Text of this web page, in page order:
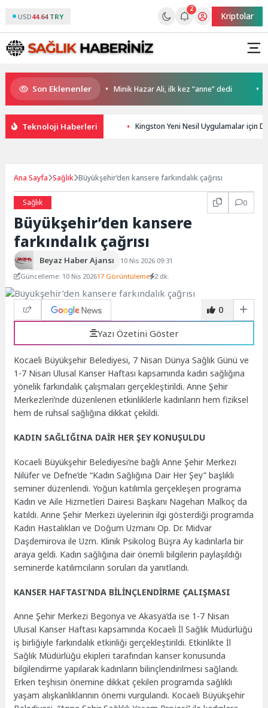
USD44.64 TRY
2
Kriptolar
Son Eklenenler
İETT ile İstanbul’da Minik Hazar Ali, ilk kez “anne” dedi
Teknoloji Haberleri Kingston Yeni Nesil Uygulamalar için
Ana Sayfa Sağlık Büyükşehir’den kansere farkındalık çağrısı
Sağlık 0
Büyükşehir’den kansere
farkındalık çağrısı
Beyaz Haber Ajansı
10 Nis 2026 09:31
Güncelleme: 10 Nis 202617 Görüntüleme 2 dk.
0
Yazı Özetini Göster
Kocaeli Büyükşehir Belediyesi, 7 Nisan Dünya Sağlık Günü ve
1-7 Nisan Ulusal Kanser Haftası kapsamında kadın sağlığına
yönelik farkındalık çalışmaları gerçekleştirildi. Anne Şehir
Merkezleri’nde düzenlenen etkinliklerle kadınların hem fiziksel
hem de ruhsal sağlığına dikkat çekildi.
KADIN SAĞLIĞINA DAİR HER ŞEY KONUŞULDU
Kocaeli Büyükşehir Belediyesi’ne bağlı Anne Şehir Merkezi
Nilüfer ve Defne’de “Kadın Sağlığına Dair Her Şey” başlıklı
seminer düzenlendi. Yoğun katılımla gerçekleşen programa
Kadın ve Aile Hizmetleri Dairesi Başkanı Nagehan Malkoç da
katıldı. Anne Şehir Merkezi üyelerinin ilgi gösterdiği programda
Kadın Hastalıkları ve Doğum Uzmanı Op. Dr. Midvar
Daşdemirova ile Uzm. Klinik Psikolog Büşra Ay kadınlarla bir
araya geldi. Kadın sağlığına dair önemli bilgilerin paylaşıldığı
seminerde katılımcıların soruları da yanıtlandı.
KANSER HAFTASI’NDA BİLİNÇLENDİRME ÇALIŞMASI
Anne Şehir Merkezi Begonya ve Akasya’da ise 1-7 Nisan
Ulusal Kanser Haftası kapsamında Kocaeli İl Sağlık Müdürlüğü
iş birliğiyle farkındalık etkinliği gerçekleştirildi. Etkinlikte İl
Sağlık Müdürlüğü ekipleri tarafından kanser konusunda
bilgilendirme yapılarak kadınların bilinçlendirilmesi sağlandı.
Erken teşhisin önemine dikkat çekilen programda sağlıklı
yaşam alışkanlıklarının önemi vurgulandı. Kocaeli Büyükşehir